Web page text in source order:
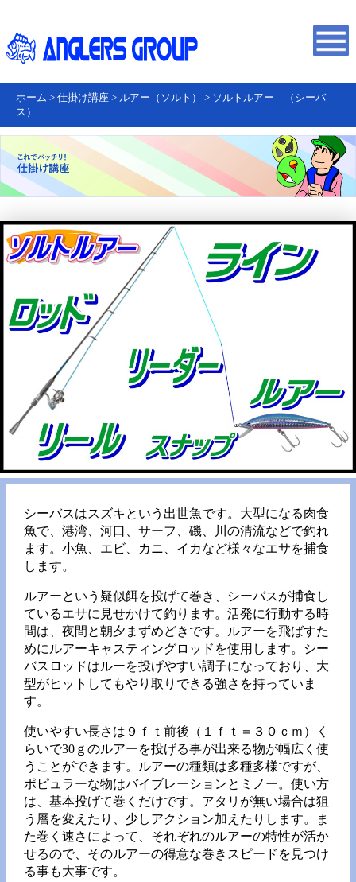
ホーム > 仕掛け講座 > ルアー（ソルト） > ソルトルアー （シーバ
ス）
シーバスはスズキという出世魚です。大型になる肉食
魚で、港湾、河口、サーフ、磯、川の清流などで釣れ
ます。小魚、エビ、カニ、イカなど様々なエサを捕食
します。
ルアーという疑似餌を投げて巻き、シーバスが捕食し
ているエサに見せかけて釣ります。活発に行動する時
間は、夜間と朝夕まずめどきです。ルアーを飛ばすた
めにルアーキャスティングロッドを使用します。シー
バスロッドはルーを投げやすい調子になっており、大
型がヒットしてもやり取りできる強さを持っていま
す。
使いやすい長さは９ｆｔ前後（１ｆｔ＝３０ｃｍ）く
らいで30ｇのルアーを投げる事が出来る物が幅広く使
うことができます。ルアーの種類は多種多様ですが、
ポピュラーな物はバイブレーションとミノー。使い方
は、基本投げて巻くだけです。アタリが無い場合は狙
う層を変えたり、少しアクション加えたりします。ま
た巻く速さによって、それぞれのルアーの特性が活か
せるので、そのルアーの得意な巻きスピードを見つけ
る事も大事です。